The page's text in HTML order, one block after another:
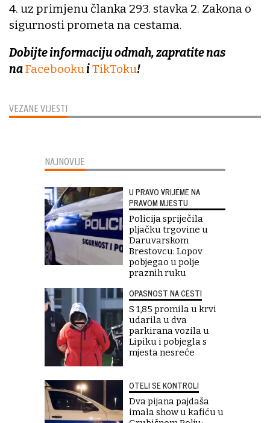
VEZANE VIJESTI
4. uz primjenu članka 293. stavka 2. Zakona o
sigurnosti prometa na cestama.
Dobijte informaciju odmah, zapratite nas
naFacebookuiTikToku!
NAJNOVIJE
U PRAVO VRIJEME NA
PRAVOM MJESTU
Policija spriječila
pljačku trgovine u
Daruvarskom
Brestovcu: Lopov
pobjegao u polje
praznih ruku
OPASNOST NA CESTI
S 1,85 promila u krvi
udarila u dva
parkirana vozila u
Lipiku i pobjegla s
mjesta nesreće
OTELI SE KONTROLI
Dva pijana pajdaša
imala show u kafiću u